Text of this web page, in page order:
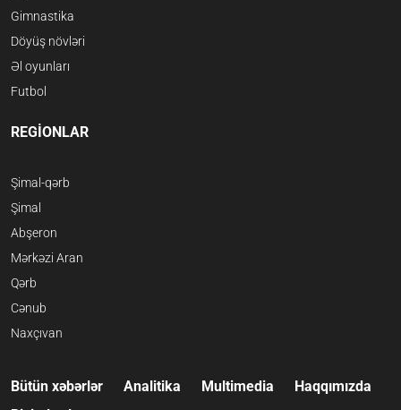
Gimnastika
Döyüş növləri
Əl oyunları
Futbol
REGİONLAR
Şimal-qərb
Şimal
Abşeron
Mərkəzi Aran
Qərb
Cənub
Naxçıvan
Bütün xəbərlər Analitika Multimedia
Haqqımızda